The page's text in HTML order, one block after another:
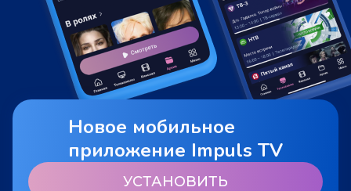
Новое мобильное
приложение Impuls TV
УСТАНОВИТЬ